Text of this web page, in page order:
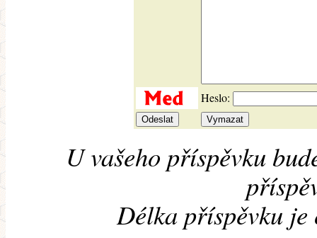
Heslo:
U vašeho příspěvku
Délka příspěvku je